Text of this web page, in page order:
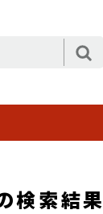
検索結果